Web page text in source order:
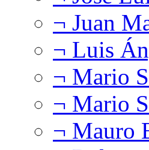
¬ Juan
¬ Luis
¬ Mario
¬ Mario
¬ Mauro